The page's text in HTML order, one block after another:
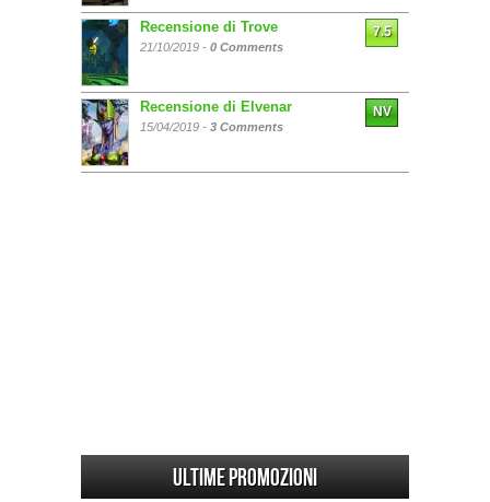
Recensione di Trove
21/10/2019 - 0 Comments
7.5
Recensione di Elvenar
15/04/2019 - 3 Comments
NV
Ultime promozioni